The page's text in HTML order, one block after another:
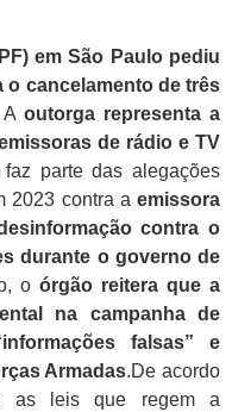
em São Paulo pediu
cancelamento de três
A outorga representa a
de rádio e TV
parte das alegações
2023 contra a emissora
contra o
durante o governo de
o órgão reitera que a
na campanha de
falsas” e
Armadas.De acordo
as leis que regem a